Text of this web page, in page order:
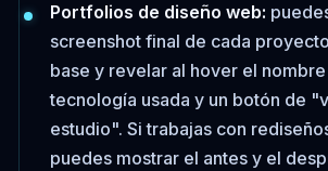
Portfolios de diseño web:
screenshot final de cada
base y revelar al hover el
tecnología usada y un botón de
estudio". Si trabajas con
puedes mostrar el antes y el